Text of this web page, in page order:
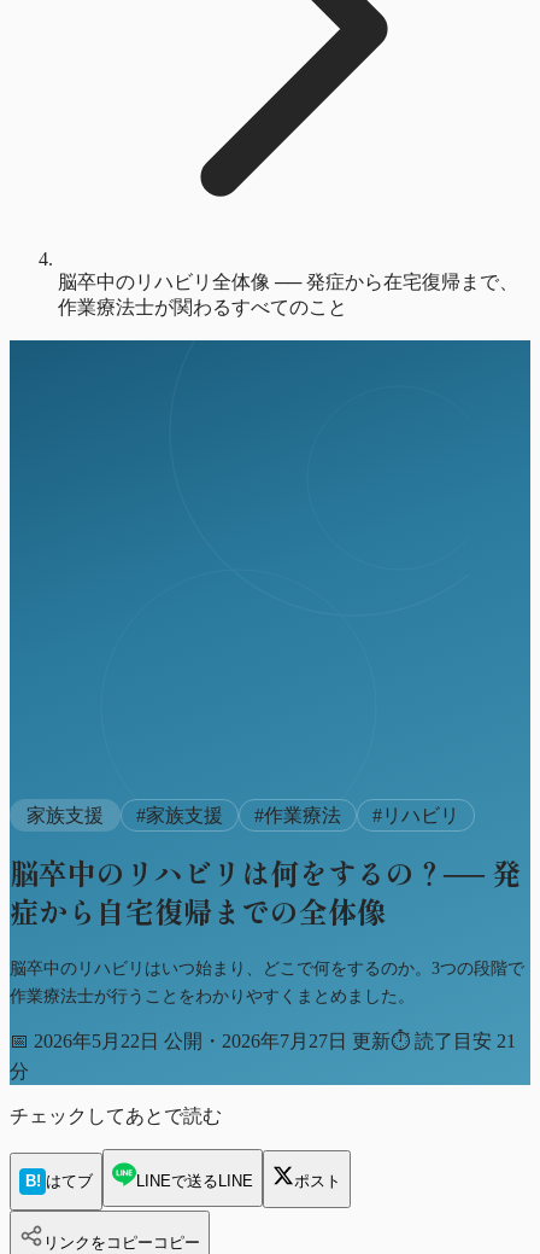
脳卒中のリハビリ全体像 ── 発症から在宅復帰まで、
作業療法士が関わるすべてのこと
家族支援 #家族支援 #作業療法 #リハビリ
脳卒中のリハビリは何をするの？── 発
症から自宅復帰までの全体像
脳卒中のリハビリはいつ始まり、どこで何をするのか。3つの段階で
作業療法士が行うことをわかりやすくまとめました。
📅 2026年5月22日 公開・2026年7月27日 更新⏱ 読了目安 21
分
チェックしてあとで読む
B! はてブ LINEで送る LINE ポスト
リンクをコピー コピー